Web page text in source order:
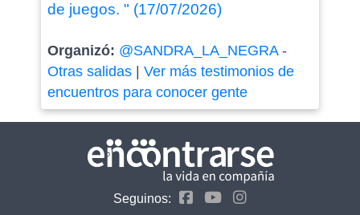
de juegos. " (17/07/2026)
Organizó: @SANDRA_LA_NEGRA-
Otras salidas| Ver más testimonios de
encuentros para conocer gente
Seguinos: